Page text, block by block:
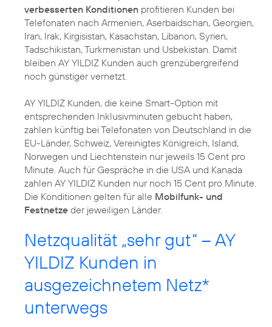
verbesserten Konditionen profitieren Kunden bei
Telefonaten nach Armenien, Aserbaidschan, Georgien,
Iran, Irak, Kirgisistan, Kasachstan, Libanon, Syrien,
Tadschikistan, Turkmenistan und Usbekistan. Damit
bleiben AY YILDIZ Kunden auch grenzübergreifend
noch günstiger vernetzt.
AY YILDIZ Kunden, die keine Smart-Option mit
entsprechenden Inklusivminuten gebucht haben,
zahlen künftig bei Telefonaten von Deutschland in die
EU-Länder, Schweiz, Vereinigtes Königreich, Island,
Norwegen und Liechtenstein nur jeweils 15 Cent pro
Minute. Auch für Gespräche in die USA und Kanada
zahlen AY YILDIZ Kunden nur noch 15 Cent pro Minute.
Die Konditionen gelten für alle Mobilfunk- und
Festnetze der jeweiligen Länder.
Netzqualität „sehr gut“ – AY
YILDIZ Kunden in
ausgezeichnetem Netz*
unterwegs